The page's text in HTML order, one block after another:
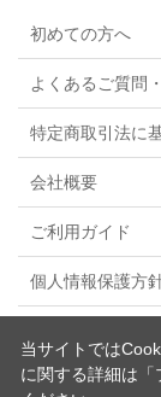
初めての方へ
よくあるご質問
特定商取引法に
会社概要
ご利用ガイド
個人情報保護方
当サイトでは
に関する詳細は